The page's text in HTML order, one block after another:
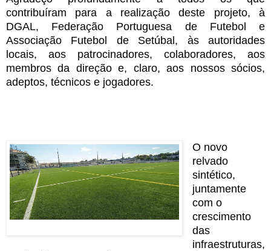
contribuíram para a realização deste projeto, à
DGAL, Federação Portuguesa de Futebol e
Associação Futebol de Setúbal, às autoridades
locais, aos patrocinadores, colaboradores, aos
membros da direção e, claro, aos nossos sócios,
adeptos, técnicos e jogadores.
O novo
relvado
sintético,
juntamente
com o
crescimento
das
infraestruturas,